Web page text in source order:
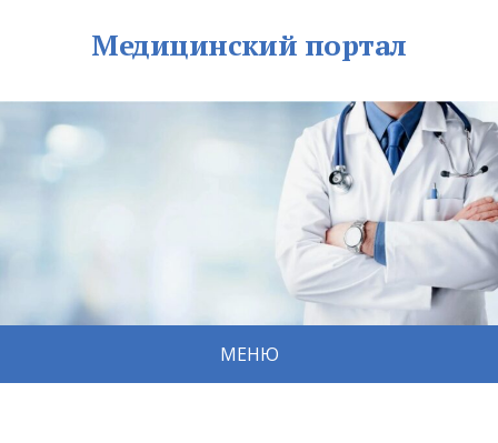
Медицинский портал
МЕНЮ